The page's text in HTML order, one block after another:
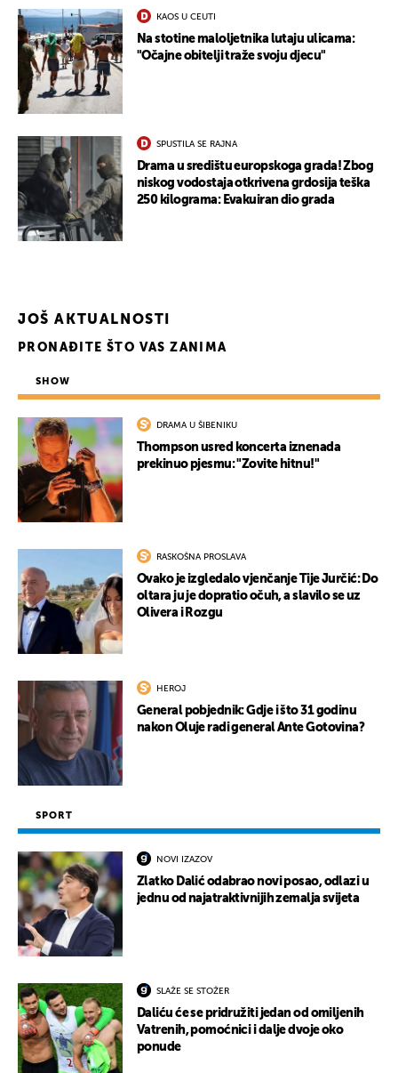
KAOS U CEUTI
Na stotine maloljetnika lutaju ulicama:
"Očajne obitelji traže svoju djecu"
SPUSTILA SE RAJNA
Drama u središtu europskoga grada! Zbog
niskog vodostaja otkrivena grdosija teška
250 kilograma: Evakuiran dio grada
JOŠ AKTUALNOSTI
PRONAĐITE ŠTO VAS ZANIMA
SHOW
DRAMA U ŠIBENIKU
Thompson usred koncerta iznenada
prekinuo pjesmu: "Zovite hitnu!"
RASKOŠNA PROSLAVA
Ovako je izgledalo vjenčanje Tije Jurčić: Do
oltara ju je dopratio očuh, a slavilo se uz
Olivera i Rozgu
HEROJ
General pobjednik: Gdje i što 31 godinu
nakon Oluje radi general Ante Gotovina?
SPORT
NOVI IZAZOV
Zlatko Dalić odabrao novi posao, odlazi u
jednu od najatraktivnijih zemalja svijeta
SLAŽE SE STOŽER
Daliću će se pridružiti jedan od omiljenih
Vatrenih, pomoćnici i dalje dvoje oko
ponude